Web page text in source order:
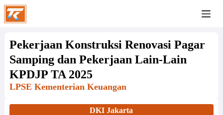
Pekerjaan Konstruksi Renovasi Pagar
Samping dan Pekerjaan Lain-Lain
KPDJP TA 2025
LPSE Kementerian Keuangan
DKI Jakarta